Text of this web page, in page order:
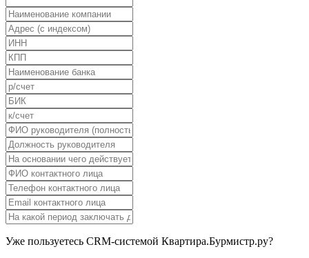
Уже пользуетесь CRM-системой Квартира.Бурмистр.ру?